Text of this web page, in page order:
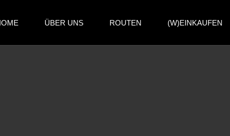
ÜBER UNS ROUTEN (W)EINKAUFEN